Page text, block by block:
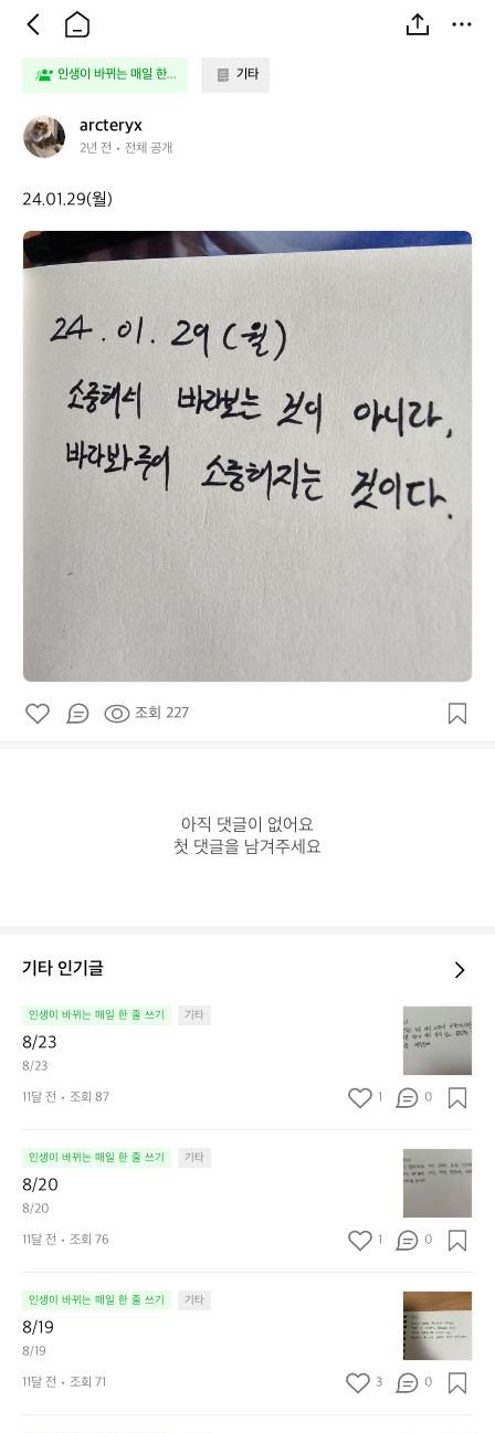
인생이 바뀌는 매일 한... 기타
a
r
t
e
r
y
x
arcteryx
2년 전 전체 공개
24.01.29(월)
a
r
조회 227
아직 댓글이 없어요
첫 댓글을 남겨주세요
기타 인기글
인생이 바뀌는 매일 한 줄 쓰기 기타
8/23
8/23
8/
2
11달 전 조회 87 1 0
인생이 바뀌는 매일 한 줄 쓰기 기타
8/20
8/20
8/
2
11달 전 조회 76 1 0
인생이 바뀌는 매일 한 줄 쓰기 기타
8/19
8/19
8/
1
9
11달 전 조회 71 3 0